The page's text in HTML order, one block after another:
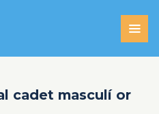
cadet masculí or